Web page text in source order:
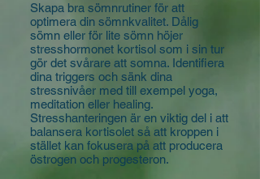
Skapa bra sömnrutiner för att
optimera din sömnkvalitet. Dålig
sömn eller för lite sömn höjer
stresshormonet kortisol som i sin tur
gör det svårare att somna. Identifiera
dina triggers och sänk dina
stressnivåer med till exempel yoga,
meditation eller healing.
Stresshanteringen är en viktig del i att
balansera kortisolet så att kroppen i
stället kan fokusera på att producera
östrogen och progesteron.